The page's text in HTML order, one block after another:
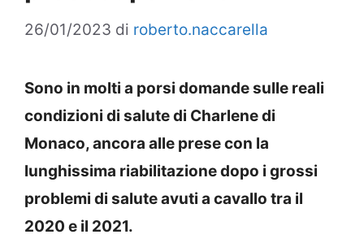
26/01/2023 di roberto.naccarella
Sono in molti a porsi domande sulle reali
condizioni di salute di Charlene di
Monaco, ancora alle prese con la
lunghissima riabilitazione dopo i grossi
problemi di salute avuti a cavallo tra il
2020 e il 2021.